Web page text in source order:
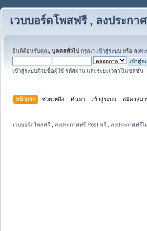
เวบบอร์ดโพสฟรี , ลงประก
ยินดีต้อนรับคุณ, บุคคลทั่วไป กรุณา เข้าสู่ระบบ หรือ ลงท
เข้าสู่ระบบด้วยชื่อผู้ใช้ รหัสผ่าน และระยะเวลาในเซสชั่น
หน้าแรก ช่วยเหลือ ค้นหา เข้าสู่ระบบ สมัครสม
เวบบอร์ดโพสฟรี , ลงประกาศฟรี Post ฟรี , ลงประกาศฟรี